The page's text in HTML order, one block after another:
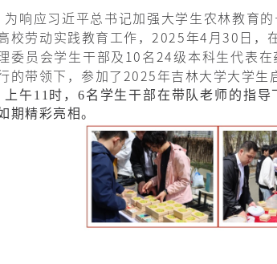
为响应习近平总书记加强大学生农林教育
校劳动实践教育工作，2025年4月30日，
委员会学生干部及10名24级本科生代表
的带领下，参加了2025年吉林大学大学生
上午11时，6名学生干部在带队老师的指
期精彩亮相。